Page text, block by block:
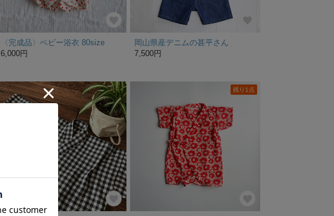
〈完成品〉ベビー浴衣 80size
6,000円
岡山県産デニムの甚平さん
7,500円
残り1点